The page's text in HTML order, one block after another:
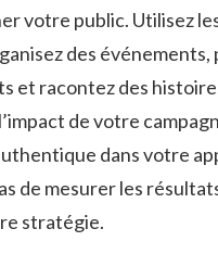
votre public. ‍Utilisez
des‌ événements,
et ⁤racontez des
de votre⁣
dans ⁢votre
​de mesurer les‍
stratégie.